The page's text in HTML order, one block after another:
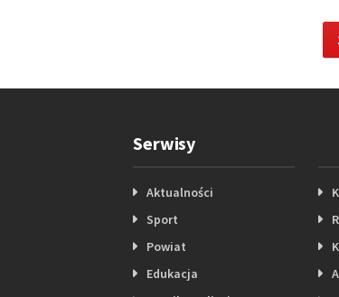
Serwisy
Aktualności
Sport
Powiat
Edukacja